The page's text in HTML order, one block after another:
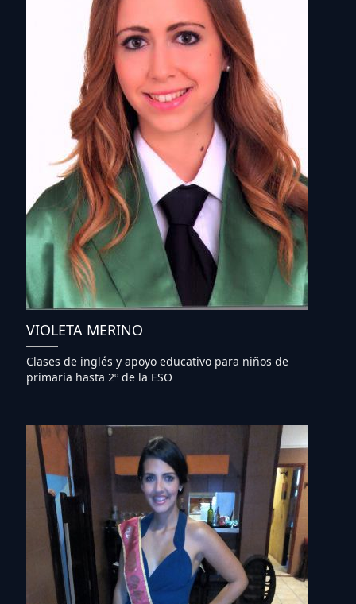
VIOLETA MERINO
Clases de inglés y apoyo educativo para niños de
primaria hasta 2º de la ESO